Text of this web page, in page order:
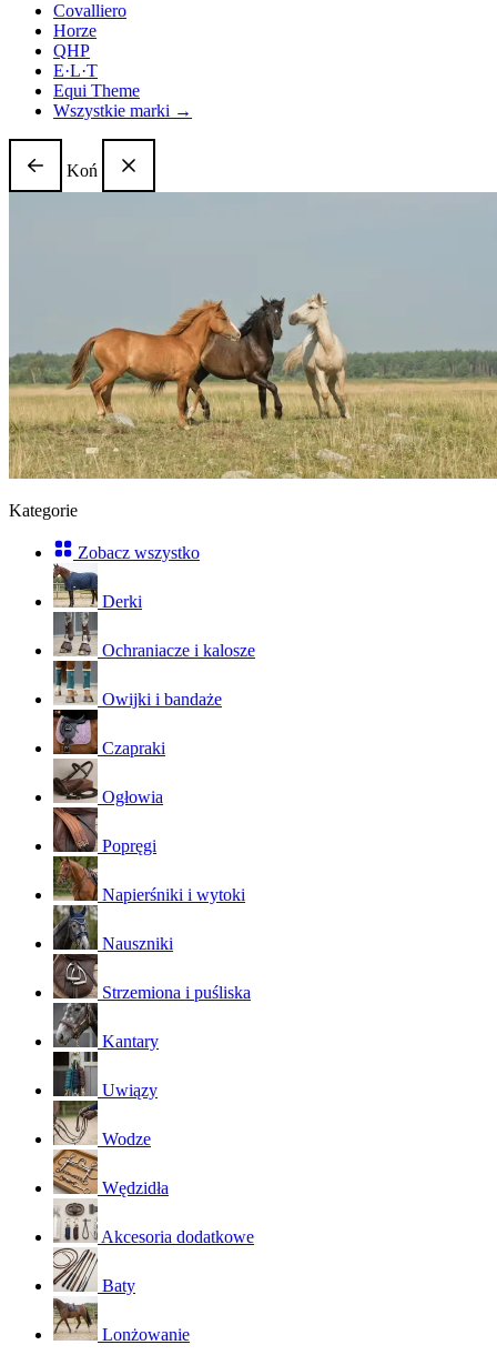
Covalliero
Horze
QHP
E·L·T
Equi Theme
Wszystkie marki →
Koń
Kategorie
Zobacz wszystko
Derki
Ochraniacze i kalosze
Owijki i bandaże
Czapraki
Ogłowia
Popręgi
Napierśniki i wytoki
Nauszniki
Strzemiona i puśliska
Kantary
Uwiązy
Wodze
Wędzidła
Akcesoria dodatkowe
Baty
Lonżowanie